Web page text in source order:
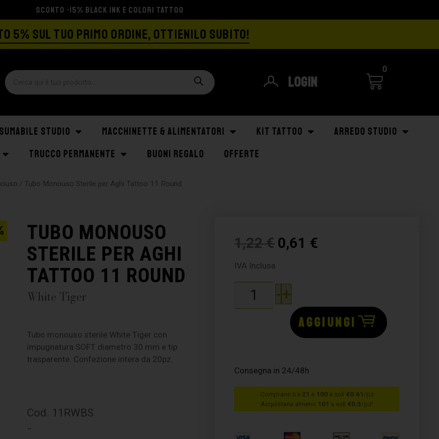
SPEDIZIONE GRATIS A PARTIRE DA €129
5% SUL TUO PRIMO ORDINE, OTTIENILO SUBITO!
Login
0
STUDIO MACCHINETTE & ALIMENTATORI KIT TATTOO
ARREDO STUDIO
TRUCCO PERMANENTE
BUONI REGALO OFFERTE
/ Tubo Monouso Sterile per Aghi Tattoo 11 Round
TUBO MONOUSO
STERILE PER AGHI
TATTOO 11 ROUND
White Tiger
Tubo monouso sterile White Tiger con
impugnatura SOFT diametro 30 mm e tip
trasparente. Confezione intera da 20pz.
Cod. 11RWBS
–
1,22€ 0,61 €
IVA Inclusa
-+
AGGIUNGI
Consegna in 24/48h
Comprane tra 21 e 100a soli €0.61/pz
Acquistane almeno 101 a soli €0.5/pz!